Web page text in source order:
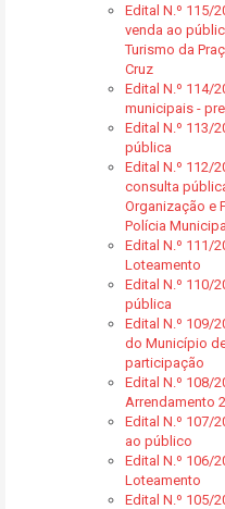
Edital N.º 115/
venda ao
Turismo da
Cruz
Edital N.º 114/
municipais -
Edital N.º 113/
pública
Edital N.º 112/
consulta
Organização e
Polícia
Edital N.º 111/
Loteamento
Edital N.º 110/
pública
Edital N.º 109/
do Município
participação
Edital N.º 108/
Arrendamento
Edital N.º 107/
ao público
Edital N.º 106/
Loteamento
Edital N.º 105/